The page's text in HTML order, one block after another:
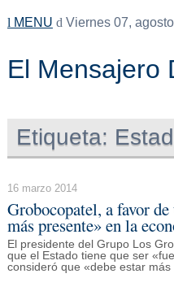
MENU Viernes 07,
El Mensajero
Etiqueta:
16 marzo 2014
Grobocopatel, a favor
más presente» en la
El presidente del Grupo Los
que el Estado tiene que ser
consideró que «debe estar